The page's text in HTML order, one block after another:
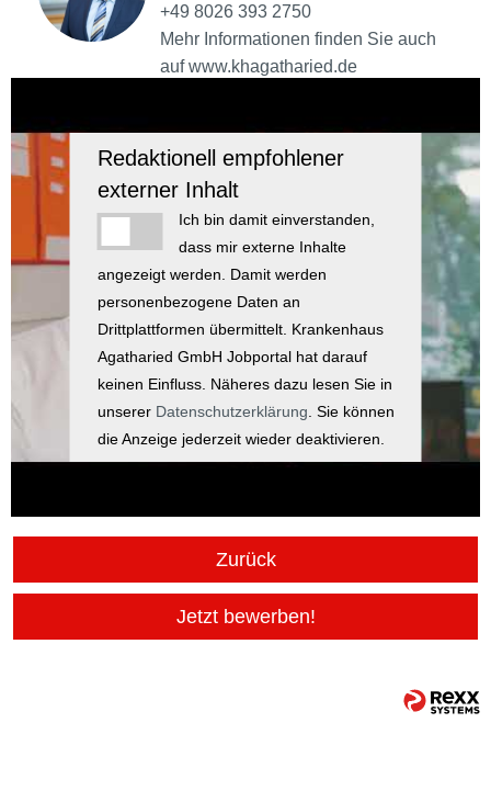
+49 8026 393 2750
Mehr Informationen finden Sie auch
auf www.khagatharied.de
Redaktionell empfohlener
externer Inhalt
Ich bin damit einverstanden,
dass mir externe Inhalte
angezeigt werden. Damit werden
personenbezogene Daten an
Drittplattformen übermittelt. Krankenhaus
Agatharied GmbH Jobportal hat darauf
keinen Einfluss. Näheres dazu lesen Sie in
unserer Datenschutzerklärung . Sie können
die Anzeige jederzeit wieder deaktivieren.
Zurück
Jetzt bewerben!